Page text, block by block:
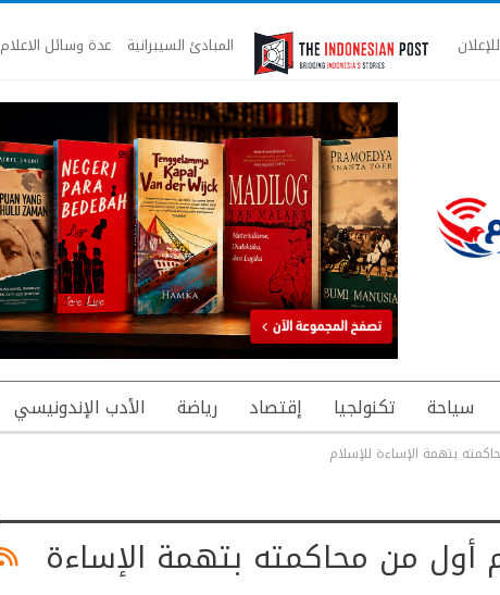
للإعلان المبادئ السيبرانية عدة وسائل الاعلام
سياحة تكنولجيا إقتصاد رياضة الأدب الإندونيسي
بتهمة الإساءة للإسلام
أول من محاكمته بتهمة الإساءة